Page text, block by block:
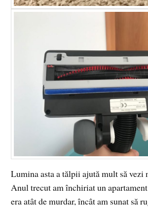
Lumina asta a tălpii ajută mult să vezi
Anul trecut am închiriat un
era atât de murdar, încât am sunat să